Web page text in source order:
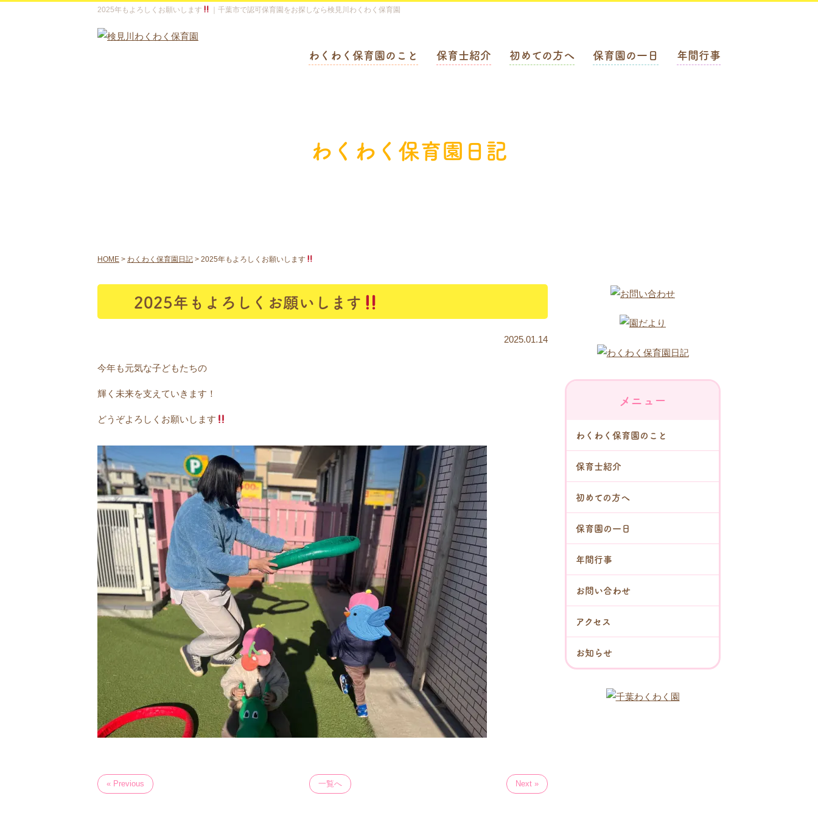
2025年もよろしくお願いします ｜千葉市で認可保育園をお探しなら検見川わくわく保育園
わくわく保育園のこと 保育士紹介 初めての方へ 保育園の一日 年間行事
わくわく保育園日記
HOME > わくわく保育園日記 > 2025年もよろしくお願いします
2025年もよろしくお願いします
2025.01.14
今年も元気な子どもたちの
輝く未来を支えていきます！
どうぞよろしくお願いします
« Previous 一覧へ Next »
メニュー
わくわく保育園のこと
保育士紹介
初めての方へ
保育園の一日
年間行事
お問い合わせ
アクセス
お知らせ